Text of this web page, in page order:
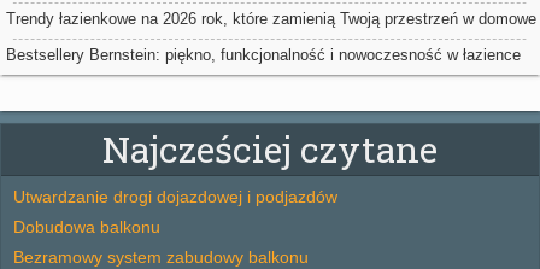
mody
Trendy łazienkowe na 2026 rok, które zamienią Twoją przestrzeń w domowe
spa
Bestsellery Bernstein: piękno, funkcjonalność i nowoczesność w łazience
Najcześciej czytane
Utwardzanie drogi dojazdowej i podjazdów
Dobudowa balkonu
Bezramowy system zabudowy balkonu